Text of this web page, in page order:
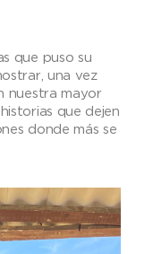
que puso su
una vez
nuestra mayor
que dejen
donde más se